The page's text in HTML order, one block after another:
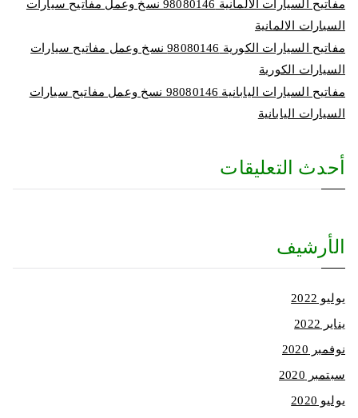
مفاتيح السيارات الالمانية 98080146‬ نسخ وعمل مفاتيح سيارات
السيارات الالمانية
مفاتيح السيارات الكورية 98080146‬ نسخ وعمل مفاتيح سيارات
السيارات الكورية
مفاتيح السيارات اليابانية 98080146‬ نسخ وعمل مفاتيح سيارات
السيارات اليابانية
أحدث التعليقات
الأرشيف
يوليو 2022
يناير 2022
نوفمبر 2020
سبتمبر 2020
يوليو 2020